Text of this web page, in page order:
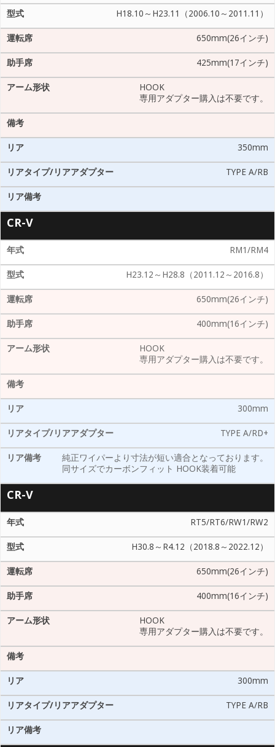
H18.10～H23.11（2006.10～2011.11）
650mm(26インチ)
425mm(17インチ)
HOOK
専用アダプター購入は不要です。
350mm
TYPE A/RB
CR-V
RM1/RM4
H23.12～H28.8（2011.12～2016.8）
650mm(26インチ)
400mm(16インチ)
HOOK
専用アダプター購入は不要です。
300mm
TYPE A/RD+
純正ワイパーより寸法が短い適合となっております。
同サイズでカーボンフィット HOOK装着可能
CR-V
RT5/RT6/RW1/RW2
H30.8～R4.12（2018.8～2022.12）
650mm(26インチ)
400mm(16インチ)
HOOK
専用アダプター購入は不要です。
300mm
TYPE A/RB